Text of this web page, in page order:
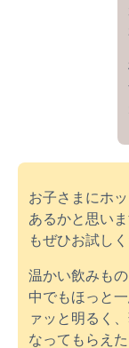
お子さまにホ
あるかと思い
もぜひお試しく
温かい飲みも
中でもほっと
ァッと明るく
なってもらえ